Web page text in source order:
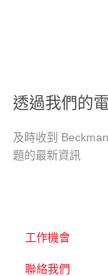
透過我們的
及時收到
題的最新資訊
工作機會
聯絡我們